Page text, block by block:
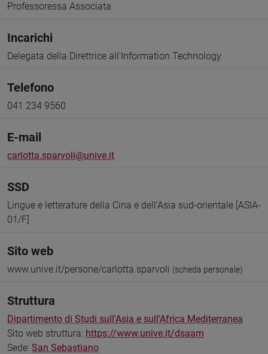
Professoressa Associata
Incarichi
Delegata della Direttrice all'Information Technology
Telefono
041 234 9560
E-mail
carlotta.sparvoli@unive.it
SSD
Lingue e letterature della Cina e dell'Asia sud-orientale [ASIA-
01/F]
Sito web
www.unive.it/persone/carlotta.sparvoli (scheda personale)
Struttura
Dipartimento di Studi sull'Asia e sull'Africa Mediterranea
Sito web struttura: https://www.unive.it/dsaam
Sede: San Sebastiano